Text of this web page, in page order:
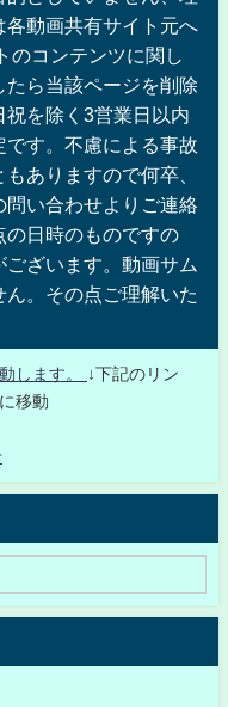
動画共有サイト元へ
のコンテンツに関し
ら当該ページを削除
祝を除く3営業日以内
す。不慮による事故
ありますので何卒、
問い合わせよりご連絡
の日時のものですの
ざいます。動画サム
。その点ご理解いた
します。
↓下記のリン
移動